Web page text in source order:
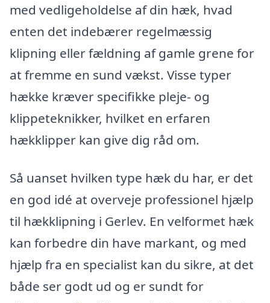
med vedligeholdelse af din hæk, hvad
enten det indebærer regelmæssig
klipning eller fældning af gamle grene for
at fremme en sund vækst. Visse typer
hække kræver specifikke pleje- og
klippeteknikker, hvilket en erfaren
hækklipper kan give dig råd om.
Så uanset hvilken type hæk du har, er det
en god idé at overveje professionel hjælp
til hækklipning i Gerlev. En velformet hæk
kan forbedre din have markant, og med
hjælp fra en specialist kan du sikre, at det
både ser godt ud og er sundt for